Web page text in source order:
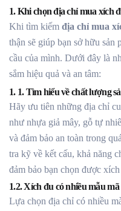
1. Khi chọn địa chỉ mua xích
Khi tìm kiếm địa chỉ mua
thận sẽ giúp bạn sở hữu
cầu của mình. Dưới đây là
sắm hiệu quả và an tâm:
1. 1. Tìm hiểu về chất lượng
Hãy ưu tiên những địa chỉ
như nhựa giả mây, gỗ tự
và đảm bảo an toàn trong
tra kỹ về kết cấu, khả năng
đảm bảo bạn chọn được
1.2. Xích đu có nhiều mẫu mã
Lựa chọn địa chỉ có nhiều